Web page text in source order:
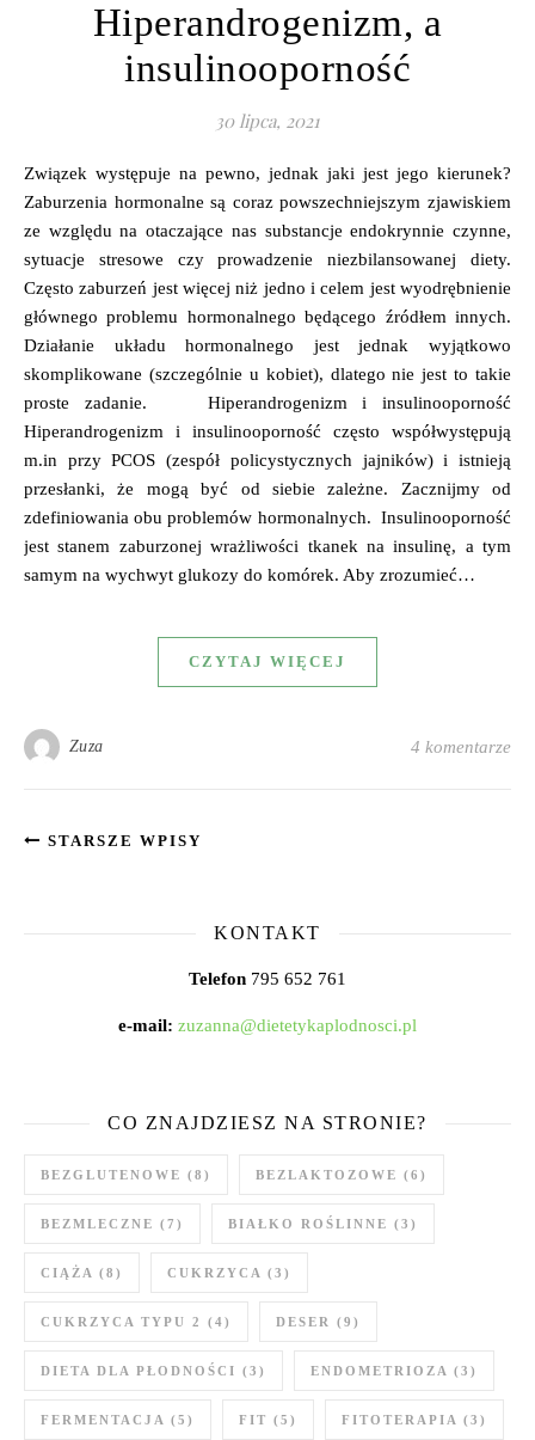
Hiperandrogenizm, a
insulinooporność
30 lipca, 2021
Związek występuje na pewno, jednak jaki jest jego kierunek?
Zaburzenia hormonalne są coraz powszechniejszym zjawiskiem
ze względu na otaczające nas substancje endokrynnie czynne,
sytuacje stresowe czy prowadzenie niezbilansowanej diety.
Często zaburzeń jest więcej niż jedno i celem jest wyodrębnienie
głównego problemu hormonalnego będącego źródłem innych.
Działanie układu hormonalnego jest jednak wyjątkowo
skomplikowane (szczególnie u kobiet), dlatego nie jest to takie
proste zadanie. Hiperandrogenizm i insulinooporność
Hiperandrogenizm i insulinooporność często współwystępują
m.in przy PCOS (zespół policystycznych jajników) i istnieją
przesłanki, że mogą być od siebie zależne. Zacznijmy od
zdefiniowania obu problemów hormonalnych. Insulinooporność
jest stanem zaburzonej wrażliwości tkanek na insulinę, a tym
samym na wychwyt glukozy do komórek. Aby zrozumieć…
CZYTAJ WIĘCEJ
Zuza 4 komentarze
STARSZE WPISY
KONTAKT
Telefon 795 652 761
e-mail: zuzanna@dietetykaplodnosci.pl
CO ZNAJDZIESZ NA STRONIE?
BEZGLUTENOWE (8) BEZLAKTOZOWE (6)
BEZMLECZNE (7) BIAŁKO ROŚLINNE (3)
CIĄŻA (8) CUKRZYCA (3)
CUKRZYCA TYPU 2 (4) DESER (9)
DIETA DLA PŁODNOŚCI (3) ENDOMETRIOZA (3)
FERMENTACJA (5) FIT (5) FITOTERAPIA (3)